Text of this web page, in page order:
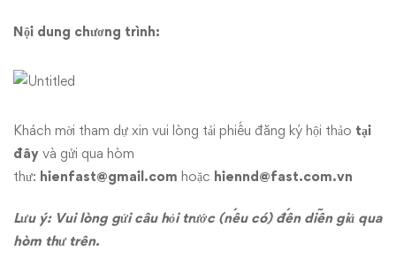
Nội dung chương trình:
Khách mời tham dự xin vui lòng tải phiếu đăng ký hội thảo tại
đây và gửi qua hòm
thư: hienfast@gmail.com hoặc hiennd@fast.com.vn
Lưu ý: Vui lòng gửi câu hỏi trước (nếu có) đến diễn giả qua
hòm thư trên.